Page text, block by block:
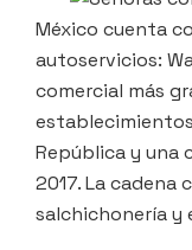
México cuenta
autoservicios:
comercial más
República y una
2017. La cadena
salchichonería y